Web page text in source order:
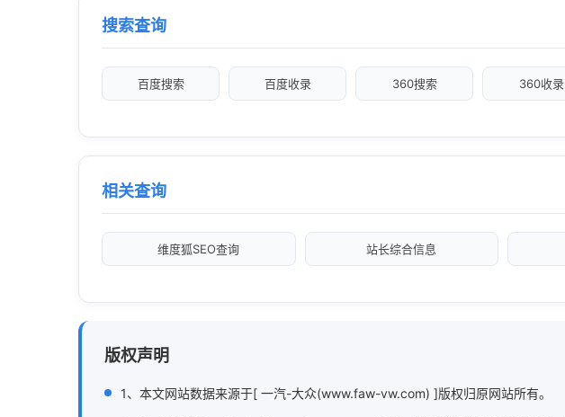
搜索查询
百度搜索 百度收录 360搜索 360收录
相关查询
维度狐SEO查询 站长综合信息
版权声明
1、本文网站数据来源于[ 一汽-大众(www.faw-vw.com) ]版权归原网站所有。